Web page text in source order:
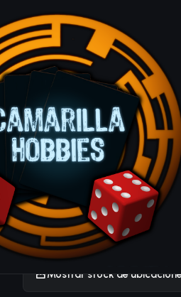
Headless
Common
IDIOMA
Ingles Español
DESCRIPCIÓN
Cartas yugioh tcg
|
Mostrar stock de